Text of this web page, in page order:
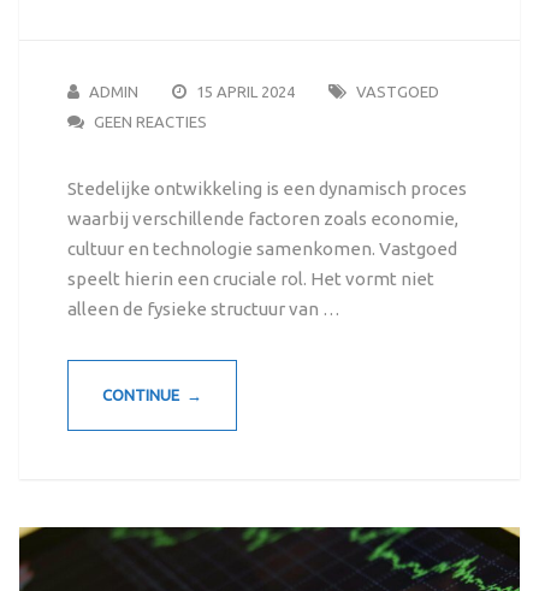
ADMIN 15 APRIL 2024
VASTGOED
GEEN REACTIES
Stedelijke ontwikkeling is een dynamisch proces
waarbij verschillende factoren zoals economie,
cultuur en technologie samenkomen. Vastgoed
speelt hierin een cruciale rol. Het vormt niet
alleen de fysieke structuur van …
CONTINUE →